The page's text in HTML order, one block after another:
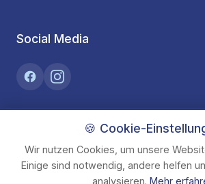
Social Media
© 2026 Turnverein Jahn 1886
Impressum
🍪 Cookie-
Wir nutzen Cookies, um unsere
Einige sind notwendig, andere helfen
analysieren. Mehr